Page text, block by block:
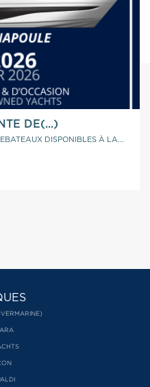
DE(...)
DISPONIBLES À LA...